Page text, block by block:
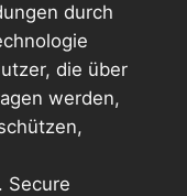
durch
die über
werden,
Secure